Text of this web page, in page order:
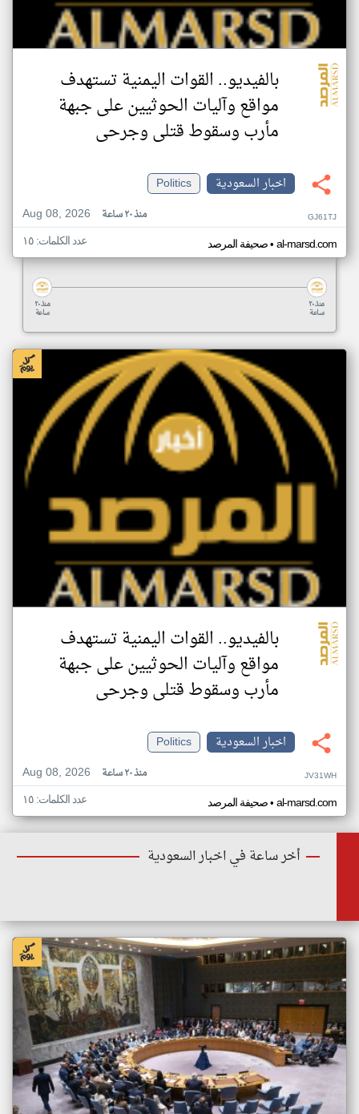
بالفيديو.. القوات اليمنية تستهدف
مواقع وآليات الحوثيين على جبهة
مأرب وسقوط قتلى وجرحى
اخبار السعودية
Politics
Aug 08, 2026
منذ ٢٠ ساعة GJ61TJ
صحيفة المرصد• al-marsd.com عدد الكلمات: ١٥
منذ ٢٠
ساعة
منذ ٢٠
ساعة
بالفيديو.. القوات اليمنية تستهدف
مواقع وآليات الحوثيين على جبهة
مأرب وسقوط قتلى وجرحى
اخبار السعودية
Politics
Aug 08, 2026
منذ ٢٠ ساعة JV31WH
صحيفة المرصد• al-marsd.com عدد الكلمات: ١٥
أخر ساعة في اخبار السعودية